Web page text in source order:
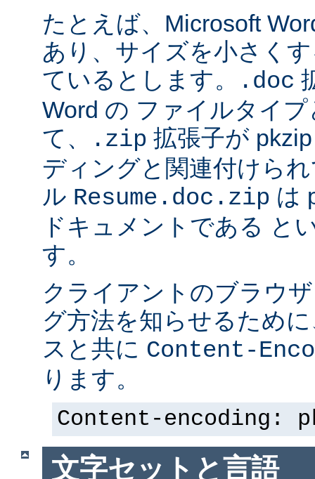
たとえば、Microsoft
あり、サイズを小さく
ているとします。
.doc
Word の ファイルタイ
て、
.zip 拡張子が
ディングと関連付けら
ル Resume.doc.zip は
ドキュメントである と
す。
クライアントのブラウ
グ方法を知らせるため
スと共に Content-
ります。
Content-encoding:
文字セットと言語